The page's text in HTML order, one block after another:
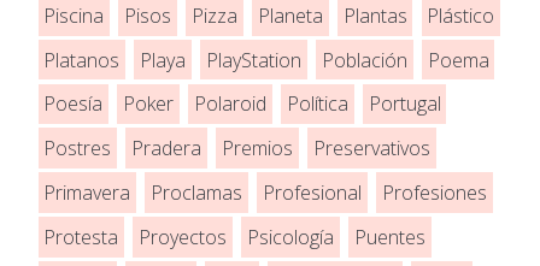
Piscina
Pisos Pizza Planeta Plantas
Plástico
Platanos
Playa PlayStation Población
Poema
Poesía
Poker Polaroid Política
Portugal
Postres
Pradera Premios
Preservativos
Primavera
Proclamas Profesional
Profesiones
Protesta
Proyectos Psicología
Puentes